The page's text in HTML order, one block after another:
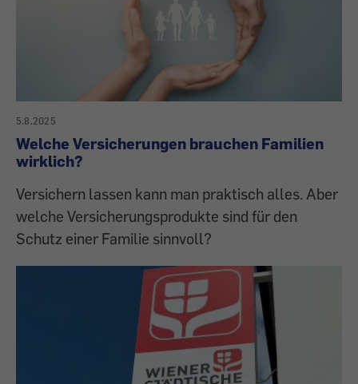
5.8.2025
Welche Versicherungen brauchen Familien
wirklich?
Versichern lassen kann man praktisch alles. Aber
welche Versicherungsprodukte sind für den
Schutz einer Familie sinnvoll?